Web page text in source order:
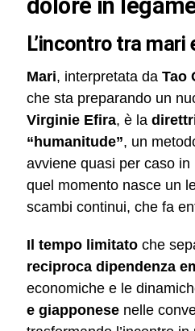
dolore in
l’incontro tra
Mari, interpretata da Tao
che sta preparando un
Virginie Efira, è la
“humanitude”, un
avviene quasi per caso
quel momento nasce un
scambi continui, che fa
Il tempo limitato che
reciproca dipendenza
economiche e le
e giapponese nelle